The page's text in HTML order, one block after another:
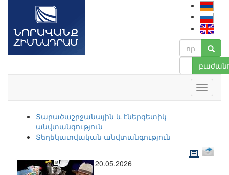
Տարածաշրջանային և էներգետիկ
անվտանգություն
Տեղեկատվական անվտանգություն
20.05.2026